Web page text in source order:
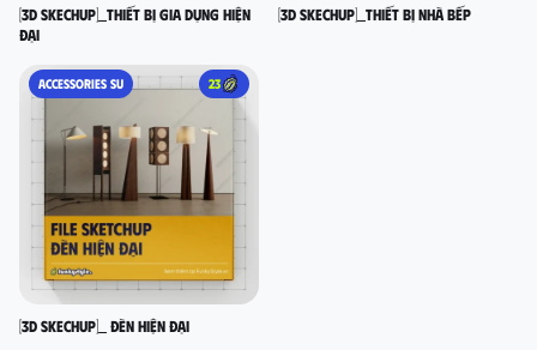
[3D SKECHUP]_Thiết bị gia dụng hiện
đại
[3D SKECHUP]_Thiết bị nhà bếp
ACCESSORIES SU 23
[3D SKECHUP]_ Đèn hiện đại